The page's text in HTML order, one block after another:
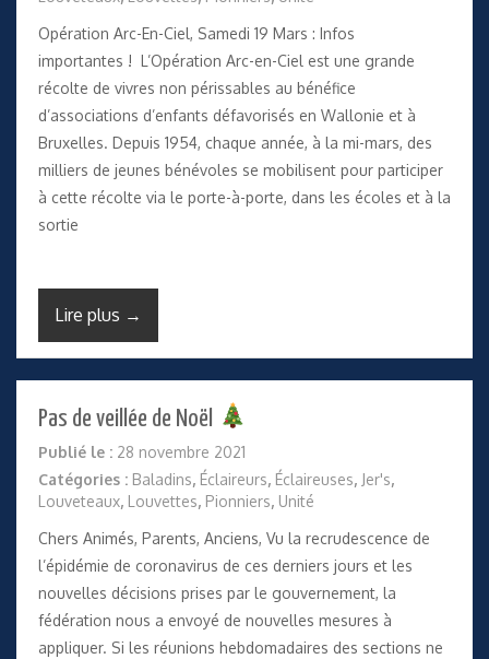
Opération Arc-En-Ciel, Samedi 19 Mars : Infos
importantes ! L’Opération Arc-en-Ciel est une grande
récolte de vivres non périssables au bénéfice
d’associations d’enfants défavorisés en Wallonie et à
Bruxelles. Depuis 1954, chaque année, à la mi-mars, des
milliers de jeunes bénévoles se mobilisent pour participer
à cette récolte via le porte-à-porte, dans les écoles et à la
sortie
Lire plus →
Pas de veillée de Noël
Publié le : 28 novembre 2021
Catégories : Baladins, Éclaireurs, Éclaireuses, Jer's,
Louveteaux, Louvettes, Pionniers, Unité
Chers Animés, Parents, Anciens, Vu la recrudescence de
l’épidémie de coronavirus de ces derniers jours et les
nouvelles décisions prises par le gouvernement, la
fédération nous a envoyé de nouvelles mesures à
appliquer. Si les réunions hebdomadaires des sections ne